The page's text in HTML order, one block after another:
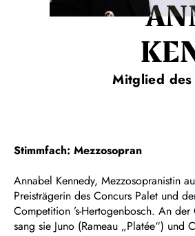
Mitglied
Stimmfach: Mezzosopran
Annabel Kennedy, Mezzosopranistin
Preisträgerin des Concurs Palet und
Competition ’s-Hertogenbosch. An
sang sie Juno (Rameau „Platée“) und